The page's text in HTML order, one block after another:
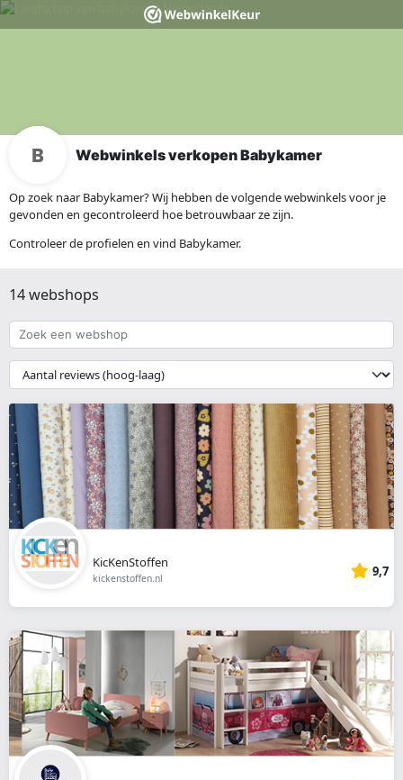
Webwinkels verkopen Babykamer
Op zoek naar Babykamer? Wij hebben de volgende webwinkels voor je
gevonden en gecontroleerd hoe betrouwbaar ze zijn.
Controleer de profielen en vind Babykamer.
14 webshops
Zoek
een
webshop
{{
__('Sort')
}}
KicKenStoffen
kickenstoffen.nl 9,7